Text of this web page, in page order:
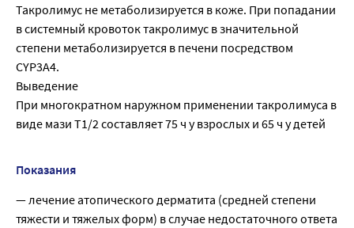
Такролимус не метаболизируется в коже. При попадании
в системный кровоток такролимус в значительной
степени метаболизируется в печени посредством
CYP3A4.
Выведение
При многократном наружном применении такролимуса в
виде мази T1/2 составляет 75 ч у взрослых и 65 ч у детей
Показания
— лечение атопического дерматита (средней степени
тяжести и тяжелых форм) в случае недостаточного ответа